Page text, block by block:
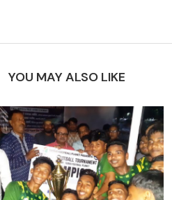
YOU MAY ALSO LIKE